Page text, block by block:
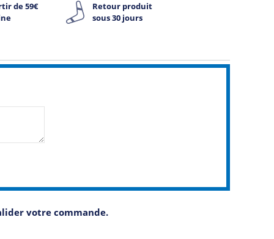
de 59€
Retour produit
sous 30 jours
votre commande.